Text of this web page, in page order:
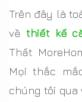
Trên đây là
về thiết kế
Thất
Mọi thắc
chúng tôi qua